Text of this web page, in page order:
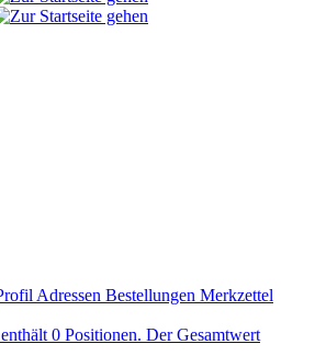
Adressen Bestellungen Merkzettel
0 Positionen. Der Gesamtwert